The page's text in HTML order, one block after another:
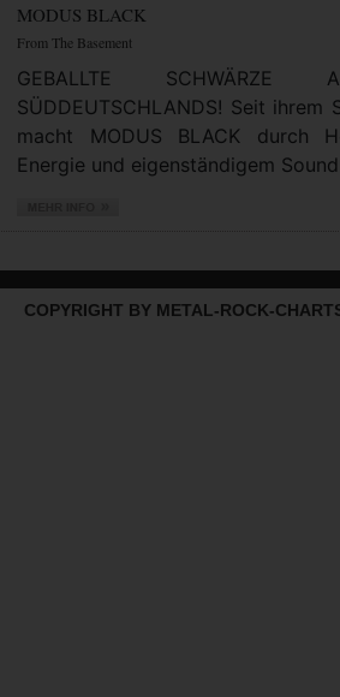
MODUS BLACK
From The Basement
GEBALLTE
SÜDDEUTSCHLANDS! Seit
macht MODUS BLACK durch
Energie und eigenständigem
COPYRIGHT BY METAL-ROCK-